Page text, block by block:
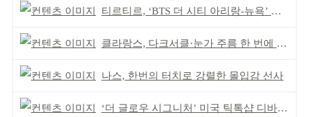
티르티르, ‘BTS 더 시티 아리랑-뉴욕’ 참여
클라랑스, 다크서클·눈가 주름 한 번에 더블 케어
나스, 한번의 터치로 강렬한 몰입감 선사
‘더 글로우 시그니처’ 미국 틱톡샵 디바이스 부문 1위